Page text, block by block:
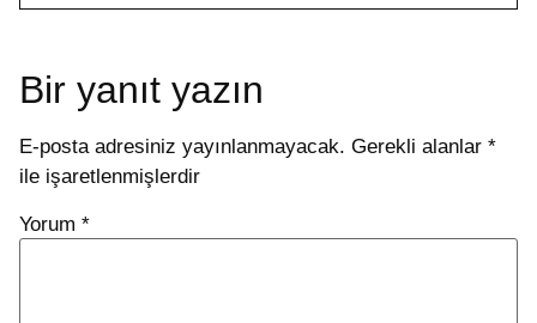
Bir yanıt yazın
E-posta adresiniz yayınlanmayacak. Gerekli alanlar *
ile işaretlenmişlerdir
Yorum *